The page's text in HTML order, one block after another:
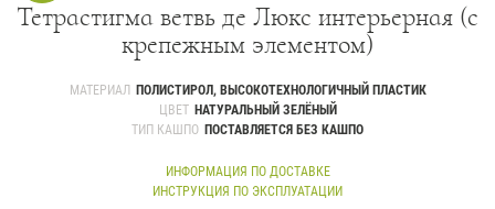
Тетрастигма ветвь де Люкс интерьерная (с
крепежным элементом)
МАТЕРИАЛ
ПОЛИСТИРОЛ, ВЫСОКОТЕХНОЛОГИЧНЫЙ ПЛАСТИК
ЦВЕТ НАТУРАЛЬНЫЙ ЗЕЛЁНЫЙ
ТИП КАШПО ПОСТАВЛЯЕТСЯ БЕЗ КАШПО
ИНФОРМАЦИЯ ПО ДОСТАВКЕ
ИНСТРУКЦИЯ ПО ЭКСПЛУАТАЦИИ